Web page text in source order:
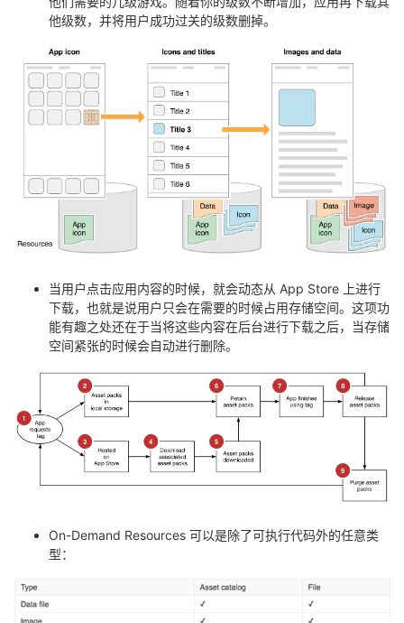
他级数，并将用户成功过关的级数删掉。
当用户点击应用内容的时候，就会动态从 App Store 上进行
下载，也就是说用户只会在需要的时候占用存储空间。这项功
能有趣之处还在于当将这些内容在后台进行下载之后，当存储
空间紧张的时候会自动进行删除。
On-Demand Resources 可以是除了可执行代码外的任意类
型：